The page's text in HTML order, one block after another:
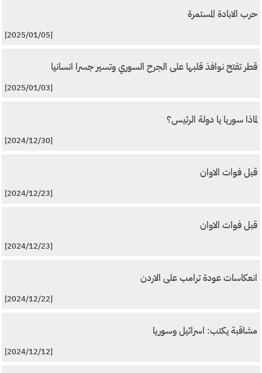
حرب الابادة المستمرة
[2025/01/05]
قطر تفتح نوافذ قلبها على الجرح السوري وتسير جسرا انسانيا
[2025/01/03]
لماذا سوريا يا دولة الرئيس؟
[2024/12/30]
قبل فوات الاوان
[2024/12/23]
قبل فوات الاوان
[2024/12/23]
انعكاسات عودة ترامب على الاردن
[2024/12/22]
مشاقبة يكتب: اسرائيل وسوريا
[2024/12/12]